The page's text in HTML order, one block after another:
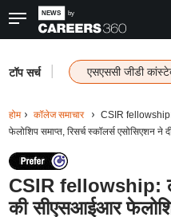
टॉप सर्च एसएससी जीडी
होम कॉलेज समाचार
CSIR fellowship:
फेलोशिप समाप्त, रिसर्च स्कॉलर्स एसोसिएशन ने
CSIR fellowship:
की सीएसआईआर